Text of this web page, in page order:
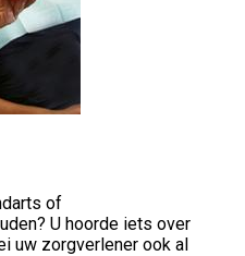
of
U hoorde iets over
uw zorgverlener ook al